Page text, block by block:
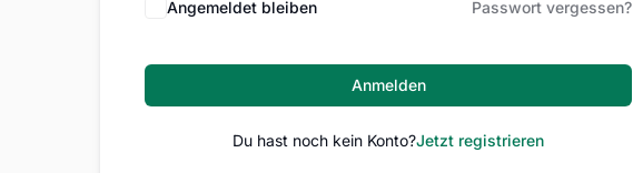
Angemeldet bleiben Passwort vergessen?
Anmelden
Du hast noch kein Konto?Jetzt registrieren